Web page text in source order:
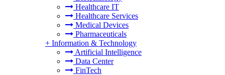
Healthcare IT
Healthcare Services
Medical Devices
Pharmaceuticals
+ Information & Technology
Artificial Intelligence
Data Center
FinTech